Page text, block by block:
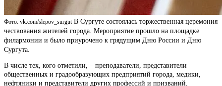
Фото: vk.com/slepov_surgut В Сургуте состоялась торжественная церемония
чествования жителей города. Мероприятие прошло на площадке
филармонии и было приурочено к грядущим Дню России и Дню
Сургута.
В числе тех, кого отметили, – преподаватели, представители
общественных и градообразующих предприятий города, медики,
нефтяники и представители других профессий и призваний.